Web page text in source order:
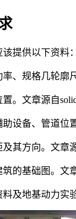
提供以下资料：
、规格几轮廓
。 文章源自
助设备、管道
其方向。 文章
的基础图。 文
及地基动力实